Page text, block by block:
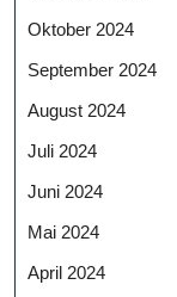
Oktober 2024
September 2024
August 2024
Juli 2024
Juni 2024
Mai 2024
April 2024